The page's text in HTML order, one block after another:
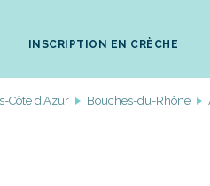
INSCRIPTION EN CRÈCHE
Côte d'Azur Bouches-du-Rhône